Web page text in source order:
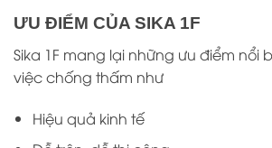
ƯU ĐIỂM CỦA SIKA 1F
Sika 1F mang lại những ưu điểm nổi
việc chống thấm như
Hiệu quả kinh tế